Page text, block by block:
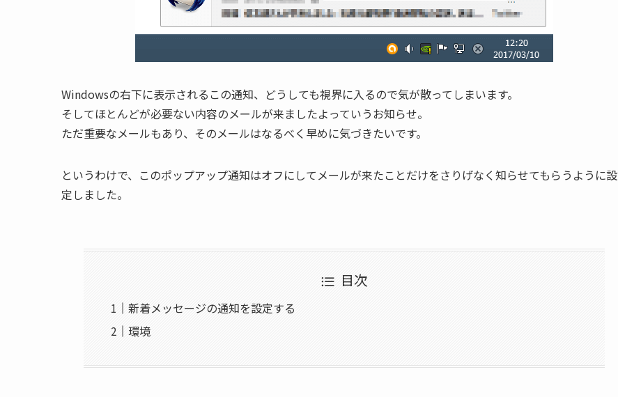
Windowsの右下に表示されるこの通知、どうしても視界に入るので気が散ってしまいます。
そしてほとんどが必要ない内容のメールが来ましたよっていうお知らせ。
ただ重要なメールもあり、そのメールはなるべく早めに気づきたいです。
というわけで、このポップアップ通知はオフにしてメールが来たことだけをさりげなく知らせてもらうように設
定しました。
目次
新着メッセージの通知を設定する
環境